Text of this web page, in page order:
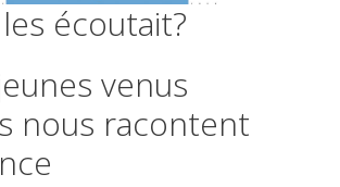
écoutait?
venus
nous racontent